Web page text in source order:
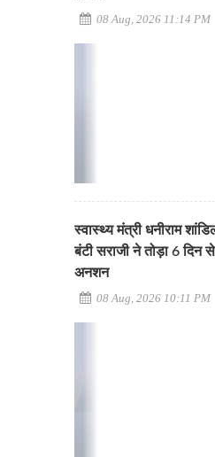
08 Aug, 2026 11:14 PM
स्वास्थ्य मंत्री धनीराम
बंटी सराजी ने तोड़ा 6
अनशन
08 Aug, 2026 10:11 PM